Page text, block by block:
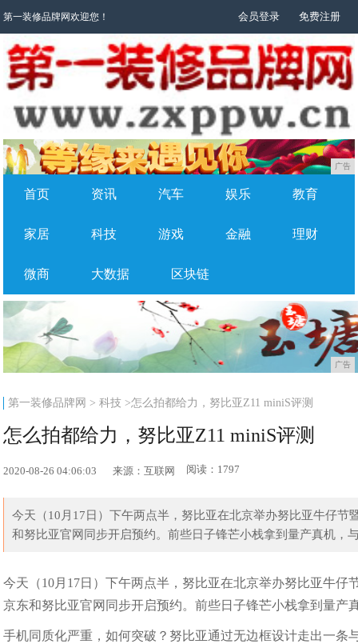
第一装修品牌网欢迎您！ 会员登录 免费注册
广告
首页 资讯 汽车 娱乐 教育
家居 科技 游戏 金融 理财
微商 大数据 区块链
广告
第一装修品牌网 >科技 >怎么拍都给力，努比亚Z11 miniS评测
怎么拍都给力，努比亚Z11 miniS评测
2020-08-26 04:06:03 来源：互联网 阅读：1797
今天（10月17日）下午两点半，努比亚在北京举办努比亚牛仔
和努比亚官网同步开启预约。前些日子锋芒小栈拿到量产真机，
今天（10月17日）下午两点半，努比亚在北京举办努比亚牛
京东和努比亚官网同步开启预约。前些日子锋芒小栈拿到量产
手机同质化严重，如何突破？努比亚通过无边框设计走出一条